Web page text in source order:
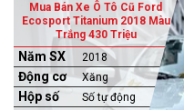
Mua Bán Xe Ô Tô Cũ Ford
Ecosport Titanium 2018 Màu
Trắng 430 Triệu
Năm SX 2018
Động cơ Xăng
Hộp số Số tự động